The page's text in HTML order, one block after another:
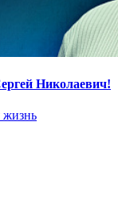
Николаевич!
жизнь